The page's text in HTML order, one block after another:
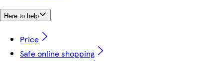
Here to help
Price
Safe online shopping